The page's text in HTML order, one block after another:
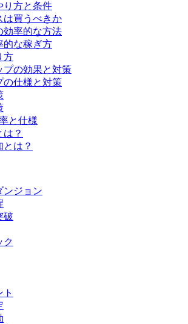
り方と条件
は買うべきか
効率的な方法
的な稼ぎ方
方
プの効果と対策
の仕様と対策
と仕様
？
は？
ンジョン
破
ク